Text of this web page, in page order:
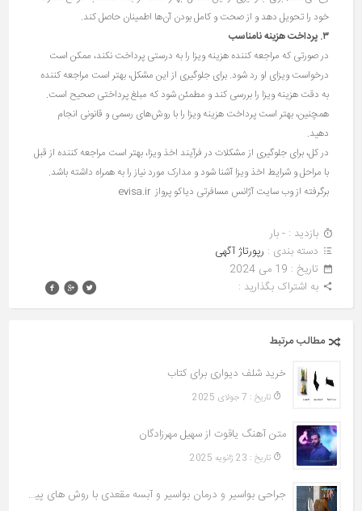
خود را تحویل دهد و از صحت و کامل بودن آن‌ها اطمینان حاصل کند.
۳.پرداخت هزینه نامناسب
در صورتی که مراجعه کننده هزینه ویزا را به درستی پرداخت نکند، ممکن است
درخواست ویزای او رد شود. برای جلوگیری از این مشکل، بهتر است مراجعه کننده
به دقت هزینه ویزا را بررسی کند و مطمئن شود که مبلغ پرداختی صحیح است.
همچنین، بهتر است پرداخت هزینه ویزا را با روش‌های رسمی و قانونی انجام
دهید.
در کل، برای جلوگیری از مشکلات در فرآیند اخذ ویزا، بهتر است مراجعه کننده از قبل
با مراحل و شرایط اخذ ویزا آشنا شود و مدارک مورد نیاز را به همراه داشته باشد.
برگرفته از وب سایت آژانس مسافرتی دیاکو پرواز evisa.ir
بازدید : - بار
دسته بندی : رپورتاژ آگهی
تاريخ : 19 می 2024
به اشتراک بگذارید :
مطالب مرتبط
خرید شلف دیواری برای کتاب
تاريخ : 7 جولای 2025
متن آهنگ یاقوت از سهیل مهرزادگان
تاريخ : 23 ژانویه 2025
جراحی بواسیر و درمان بواسیر و آبسه مقعدی با روش های پیشرفته